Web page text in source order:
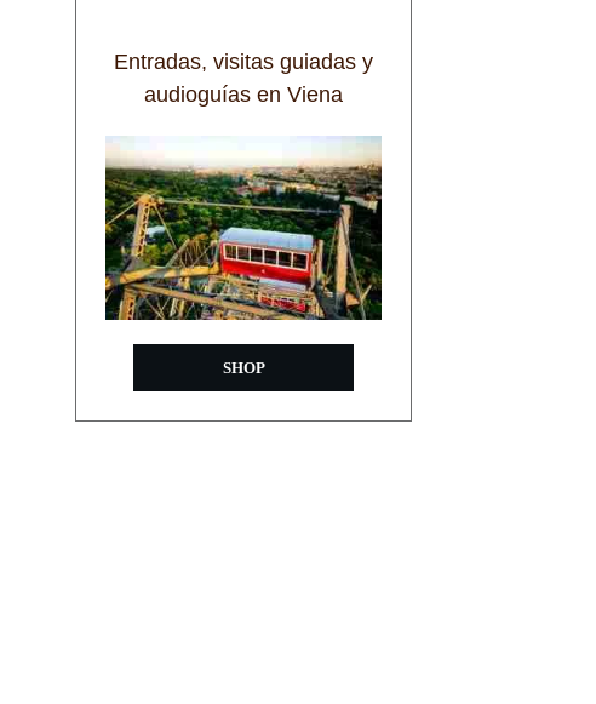
Entradas, visitas guiadas y
audioguías en Viena
SHOP